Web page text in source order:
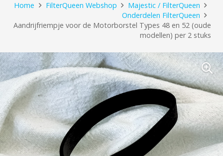
Home FilterQueen Webshop
Majestic / FilterQueen
Onderdelen FilterQueen
Aandrijfriempje voor de Motorborstel Types 48 en 52 (oude
modellen) per 2 stuks